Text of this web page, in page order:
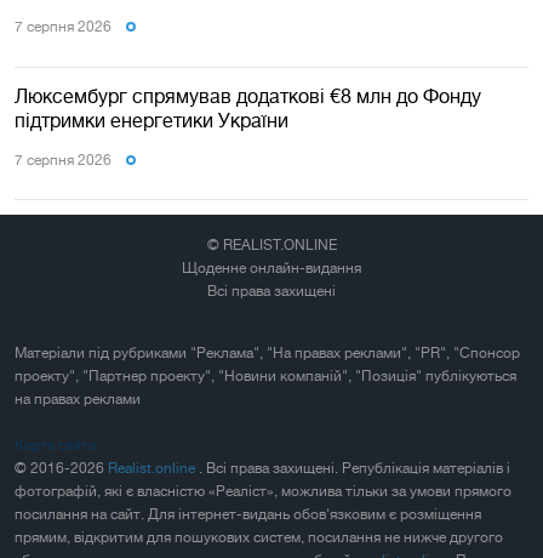
7 серпня 2026
Люксембург спрямував додаткові €8 млн до Фонду
підтримки енергетики України
7 серпня 2026
© REALIST.ONLINE
Щоденне онлайн-видання
Всі права захищені
Матеріали під рубриками "Реклама", "На правах реклами", "PR", "Спонсор
проекту", "Партнер проекту", "Новини компаній", "Позиція" публікуються
на правах реклами
Карта сайта
© 2016-2026 Realist.online . Всі права захищені. Републікація матеріалів і
фотографій, які є власністю «Реаліст», можлива тільки за умови прямого
посилання на сайт. Для інтернет-видань обов'язковим є розміщення
прямим, відкритим для пошукових систем, посилання не нижче другого